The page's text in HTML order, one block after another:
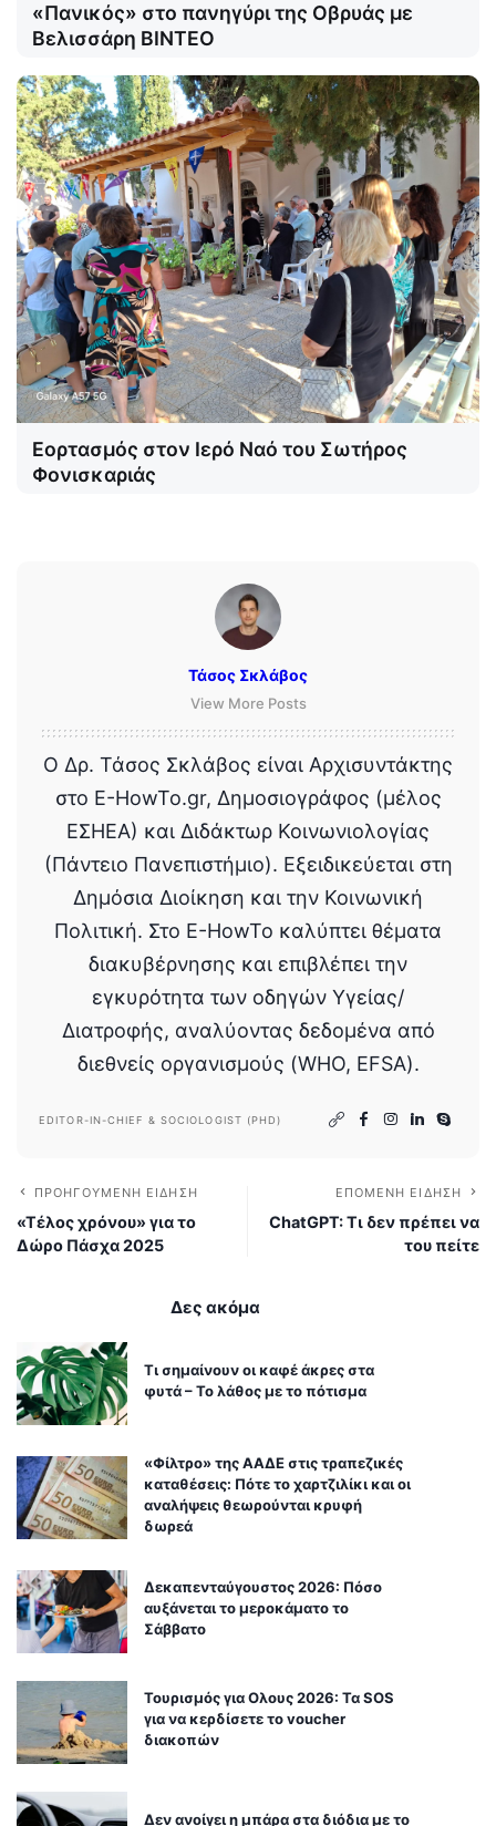
«Πανικός» στο πανηγύρι της Οβρυάς με
Βελισσάρη ΒΙΝΤΕΟ
Εορτασμός στον Ιερό Ναό του Σωτήρος
Φονισκαριάς
Τάσος Σκλάβος
View More Posts
Ο Δρ. Τάσος Σκλάβος είναι Αρχισυντάκτης
στο E-HowTo.gr, Δημοσιογράφος (μέλος
ΕΣΗΕΑ) και Διδάκτωρ Κοινωνιολογίας
(Πάντειο Πανεπιστήμιο). Εξειδικεύεται στη
Δημόσια Διοίκηση και την Κοινωνική
Πολιτική. Στο E-HowTo καλύπτει θέματα
διακυβέρνησης και επιβλέπει την
εγκυρότητα των οδηγών Υγείας/
Διατροφής, αναλύοντας δεδομένα από
διεθνείς οργανισμούς (WHO, EFSA).
EDITOR-IN-CHIEF & SOCIOLOGIST (PHD)
ΠΡΟΗΓΟΎΜΕΝΗ ΕΊΔΗΣΗ
«Τέλος χρόνου» για το
Δώρο Πάσχα 2025
ΕΠΌΜΕΝΗ ΕΊΔΗΣΗ
ChatGPT: Τι δεν πρέπει να
του πείτε
Δες ακόμα
Τι σημαίνουν οι καφέ άκρες στα
φυτά – Το λάθος με το πότισμα
«Φίλτρο» της ΑΑΔΕ στις τραπεζικές
καταθέσεις: Πότε το χαρτζιλίκι και οι
αναλήψεις θεωρούνται κρυφή
δωρεά
Δεκαπενταύγουστος 2026: Πόσο
αυξάνεται το μεροκάματο το
Σάββατο
Τουρισμός για Ολους 2026: Τα SOS
για να κερδίσετε το voucher
διακοπών
Δεν ανοίγει η μπάρα στα διόδια με το